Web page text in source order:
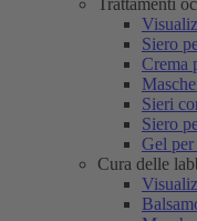
Trattamenti
Siero
Crema
Sieri
Siero
Gel
Cura delle